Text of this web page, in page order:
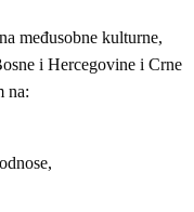
međusobne kulturne,
i Hercegovine i Crne
na: